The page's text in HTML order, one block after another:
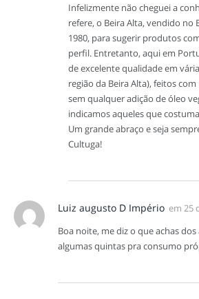
Infelizmente não cheguei a
refere, o Beira Alta, vendido no
1980, para sugerir produtos
perfil. Entretanto, aqui em
de excelente qualidade em
região da Beira Alta), feitos com
sem qualquer adição de óleo
indicamos aqueles que
Um grande abraço e seja
Cultuga!
Luiz augusto D Império em 25
Boa noite, me diz o que achas
algumas quintas pra consumo